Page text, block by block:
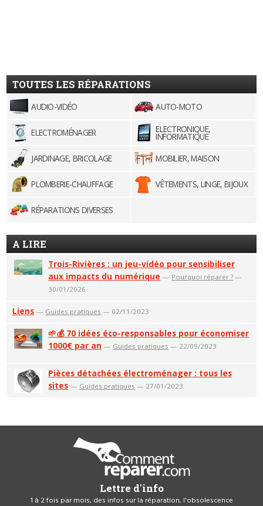
TOUTES LES RÉPARATIONS
AUDIO-VIDÉO AUTO-MOTO
ELECTROMÉNAGER ELECTRONIQUE,
INFORMATIQUE
JARDINAGE, BRICOLAGE
MOBILIER, MAISON
PLOMBERIE-CHAUFFAGE VÊTEMENTS, LINGE, BIJOUX
RÉPARATIONS DIVERSES
A LIRE
Trois-Rivières : un jeu-vidéo pour sensibiliser
aux impacts du numérique — Pourquoi réparer ? —
30/01/2026
Liens — Guides pratiques — 02/11/2023
🌱💰 70 idées éco-responsables pour économiser
1000€ par an — Guides pratiques — 22/09/2023
Pièces détachées électroménager : tous les
sites — Guides pratiques — 27/01/2023
Lettre d'info
1 à 2 fois par mois, des infos sur la réparation, l'obsolescence